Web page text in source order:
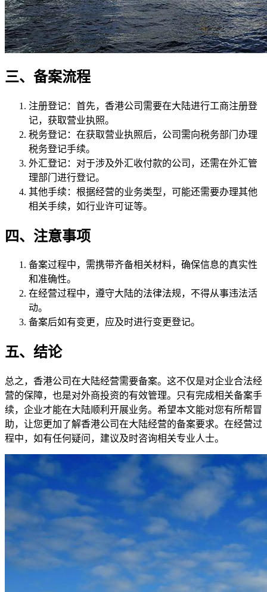
三、备案流程
注册登记：首先，香港公司需要在大陆进行工商注册登
记，获取营业执照。
税务登记：在获取营业执照后，公司需向税务部门办理
税务登记手续。
外汇登记：对于涉及外汇收付款的公司，还需在外汇管
理部门进行登记。
其他手续：根据经营的业务类型，可能还需要办理其他
相关手续，如行业许可证等。
四、注意事项
备案过程中，需携带齐备相关材料，确保信息的真实性
和准确性。
在经营过程中，遵守大陆的法律法规，不得从事违法活
动。
备案后如有变更，应及时进行变更登记。
五、结论
总之，香港公司在大陆经营需要备案。这不仅是对企业合法经
营的保障，也是对外商投资的有效管理。只有完成相关备案手
续，企业才能在大陆顺利开展业务。希望本文能对您有所帮冒
助，让您更加了解香港公司在大陆经营的备案要求。在经营过
程中，如有任何疑问，建议及时咨询相关专业人士。